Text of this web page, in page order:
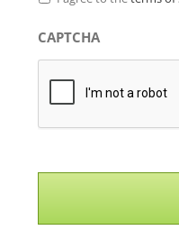
CAPTCHA